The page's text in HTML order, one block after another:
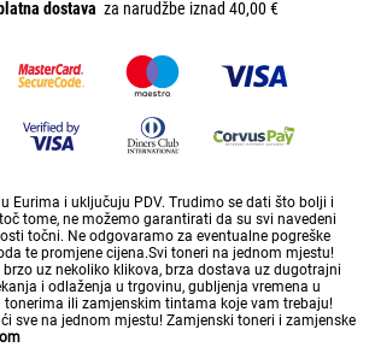
dostava za narudžbe iznad 40,00 €
Eurima i uključuju PDV. Trudimo se dati što bolji i
tome, ne možemo garantirati da su svi navedeni
točni. Ne odgovaramo za eventualne pogreške
te promjene cijena.Svi toneri na jednom mjestu!
uz nekoliko klikova, brza dostava uz dugotrajni
i odlaženja u trgovinu, gubljenja vremena u
ili zamjenskim tintama koje vam trebaju!
sve na jednom mjestu! Zamjenski toneri i zamjenske